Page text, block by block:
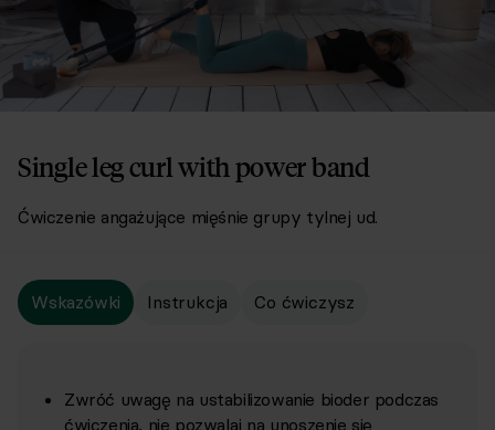
Single leg curl with power band
Ćwiczenie angażujące mięśnie grupy tylnej ud.
Wskazówki Instrukcja Co ćwiczysz
Zwróć uwagę na ustabilizowanie bioder podczas
ćwiczenia, nie pozwalaj na unoszenie się